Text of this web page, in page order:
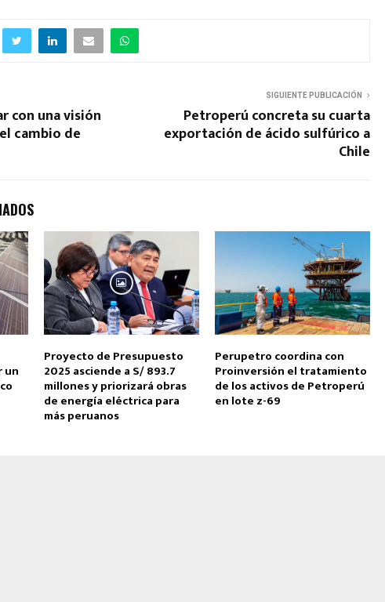
con una visión
cambio de
SIGUIENTE PUBLICACIÓN
Petroperú concreta su cuarta
exportación de ácido sulfúrico a
Chile
un
Proyecto de Presupuesto
2025 asciende a S/ 893.7
millones y priorizará obras
de energía eléctrica para
más peruanos
Perupetro coordina con
Proinversión el tratamiento
de los activos de Petroperú
en lote z-69